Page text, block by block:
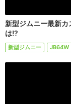
新型ジムニー最新
は!?
新型ジムニー JB64W